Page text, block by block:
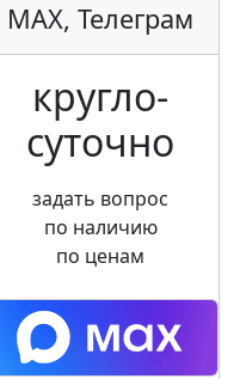
MAX, Телеграм
кругло­
суточно
задать вопрос
по наличию
по ценам